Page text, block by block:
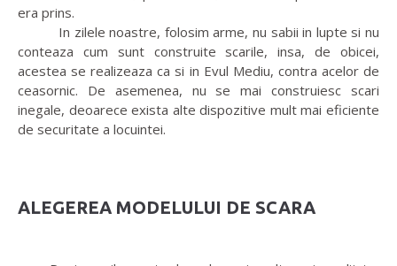
era prins.
In zilele noastre, folosim arme, nu sabii in lupte si nu
conteaza cum sunt construite scarile, insa, de obicei,
acestea se realizeaza ca si in Evul Mediu, contra acelor de
ceasornic. De asemenea, nu se mai construiesc scari
inegale, deoarece exista alte dispozitive mult mai eficiente
de securitate a locuintei.
ALEGEREA MODELULUI DE SCARA